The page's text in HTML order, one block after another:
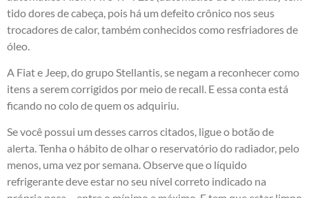
tido dores de cabeça, pois há um defeito crônico nos seus
trocadores de calor, também conhecidos como resfriadores de
óleo.
A Fiat e Jeep, do grupo Stellantis, se negam a reconhecer como
itens a serem corrigidos por meio de recall. E essa conta está
ficando no colo de quem os adquiriu.
Se você possui um desses carros citados, ligue o botão de
alerta. Tenha o hábito de olhar o reservatório do radiador, pelo
menos, uma vez por semana. Observe que o líquido
refrigerante deve estar no seu nível correto indicado na